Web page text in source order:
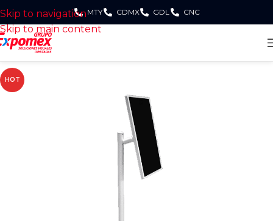
Skip to navigation
Skip to main content
MTY CDMX GDL CNC
HOT